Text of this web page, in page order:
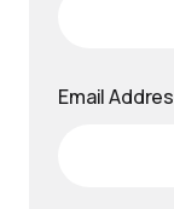
Email